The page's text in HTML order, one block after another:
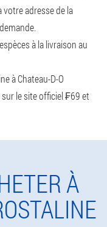
adresse de la
à la livraison au
à Chateau-D-O
le site officiel ₣69 et
À